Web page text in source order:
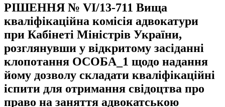
РІШЕННЯ № VІ/13-711 Вища
кваліфікаційна комісія адвокатури
при Кабінеті Міністрів України,
розглянувши у відкритому засіданні
клопотання ОСОБА_1 щодо надання
йому дозволу складати кваліфікаційні
іспити для отримання свідоцтва про
право на заняття адвокатською